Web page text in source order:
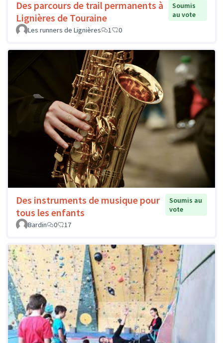
Des parcours de trail permanents à
Lignières de Touraine
Soumis
au vote
Les runners de Lignières
1 0
Des instruments de musique pour
tous les enfants
Soumis au
vote
Bardin
0 17